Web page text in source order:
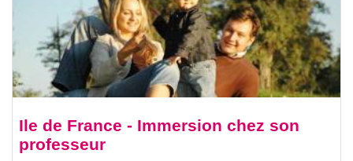
Ile de France - Immersion chez son
professeur